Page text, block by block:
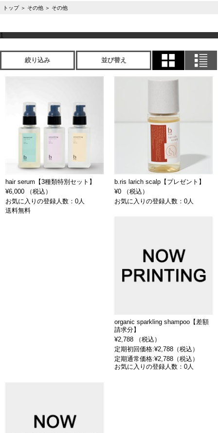
トップ ＞ その他 ＞ その他
1
絞り込み 並び替え
hair serum【3種類特別セット】
¥6,000 （税込）
お気に入りの登録人数：0人
送料無料
b.ris larich scalp【プレゼント】
¥0 （税込）
お気に入りの登録人数：0人
organic sparkling shampoo【差額
請求分】
¥2,788 （税込）
定期初回価格:¥2,788（税込）
定期通常価格:¥2,788（税込）
お気に入りの登録人数：0人